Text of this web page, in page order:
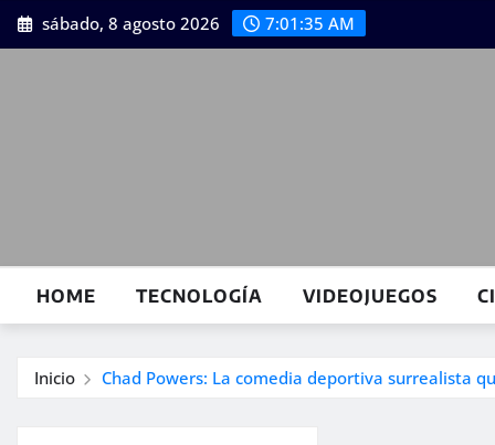
Saltar
al
sábado, 8 agosto 2026 7:01:35 AM
HOME TECNOLOGÍA VIDEOJUEGOS
Inicio Chad Powers: La comedia deportiva surrealista